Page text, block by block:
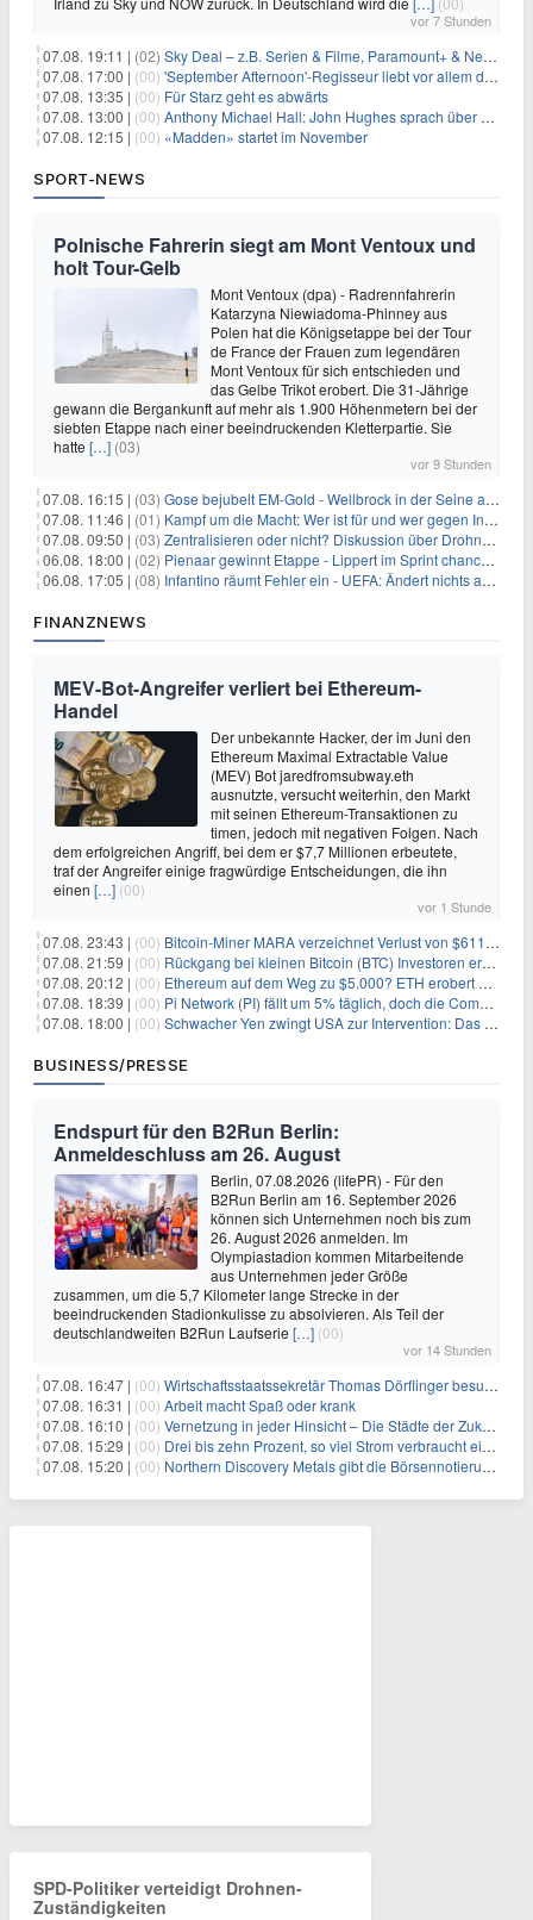
vor 7 Stunden
07.08. 19:11 | (02) Sky Deal – z.B. Serien & Filme, Paramount+ & Netflix für 19,99€/Monat
07.08. 17:00 | (00) 'September Afternoon'-Regisseur liebt vor allem die 'Banalität' in seinen Filmen
07.08. 13:35 | (00) Für Starz geht es abwärts
07.08. 13:00 | (00) Anthony Michael Hall: John Hughes sprach über eine Fortsetzung von 'The Breakfast Club'
07.08. 12:15 | (00) «Madden» startet im November
SPORT-NEWS
Polnische Fahrerin siegt am Mont Ventoux und
holt Tour-Gelb
Mont Ventoux (dpa) - Radrennfahrerin
Katarzyna Niewiadoma-Phinney aus
Polen hat die Königsetappe bei der Tour
de France der Frauen zum legendären
Mont Ventoux für sich entschieden und
das Gelbe Trikot erobert. Die 31-Jährige
gewann die Bergankunft auf mehr als 1.900 Höhenmetern bei der
siebten Etappe nach einer beeindruckenden Kletterpartie. Sie
hatte […] (03)
vor 9 Stunden
07.08. 16:15 | (03) Gose bejubelt EM-Gold - Wellbrock in der Seine ausgebremst
07.08. 11:46 | (01) Kampf um die Macht: Wer ist für und wer gegen Infantino?
07.08. 09:50 | (03) Zentralisieren oder nicht? Diskussion über Drohnenabwehr
06.08. 18:00 | (02) Pienaar gewinnt Etappe - Lippert im Sprint chancenlos
06.08. 17:05 | (08) Infantino räumt Fehler ein - UEFA: Ändert nichts an Boykott
FINANZNEWS
MEV-Bot-Angreifer verliert bei Ethereum-
Handel
Der unbekannte Hacker, der im Juni den
Ethereum Maximal Extractable Value
(MEV) Bot jaredfromsubway.eth
ausnutzte, versucht weiterhin, den Markt
mit seinen Ethereum-Transaktionen zu
timen, jedoch mit negativen Folgen. Nach
dem erfolgreichen Angriff, bei dem er $7,7 Millionen erbeutete,
traf der Angreifer einige fragwürdige Entscheidungen, die ihn
einen […] (00)
vor 1 Stunde
07.08. 23:43 | (00) Bitcoin-Miner MARA verzeichnet Verlust von $611 Millionen bei Umsatzrückgang von 27%
07.08. 21:59 | (00) Rückgang bei kleinen Bitcoin (BTC) Investoren erreicht Höchststand seit Dezember 2024
07.08. 20:12 | (00) Ethereum auf dem Weg zu $5.000? ETH erobert wichtige Marke zurück, während Institutionen weiter akkumulieren
07.08. 18:39 | (00) Pi Network (PI) fällt um 5% täglich, doch die Community bleibt optimistisch
07.08. 18:00 | (00) Schwacher Yen zwingt USA zur Intervention: Das größte Risiko seit 15 Jahren
BUSINESS/PRESSE
Endspurt für den B2Run Berlin:
Anmeldeschluss am 26. August
Berlin, 07.08.2026 (lifePR) - Für den
B2Run Berlin am 16. September 2026
können sich Unternehmen noch bis zum
26. August 2026 anmelden. Im
Olympiastadion kommen Mitarbeitende
aus Unternehmen jeder Größe
zusammen, um die 5,7 Kilometer lange Strecke in der
beeindruckenden Stadionkulisse zu absolvieren. Als Teil der
deutschlandweiten B2Run Laufserie […] (00)
vor 14 Stunden
07.08. 16:47 | (00) Wirtschaftsstaatssekretär Thomas Dörflinger besucht Handwerksbetrieb im Kammerbezirk Freiburg
07.08. 16:31 | (00) Arbeit macht Spaß oder krank
07.08. 16:10 | (00) Vernetzung in jeder Hinsicht – Die Städte der Zukunft sind grün-blau
07.08. 15:29 | (00) Drei bis zehn Prozent, so viel Strom verbraucht ein Aufzug im Gebäude
07.08. 15:20 | (00) Northern Discovery Metals gibt die Börsennotierung an der Frankfurter Wertpapierbörse bekannt
SPD-Politiker verteidigt Drohnen-
Zuständigkeiten